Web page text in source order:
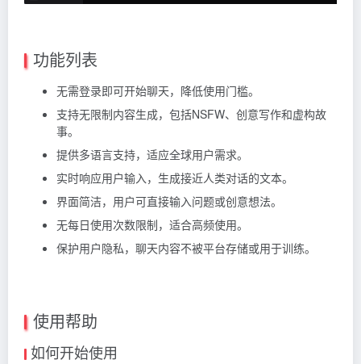
功能列表
无需登录即可开始聊天，降低使用门槛。
支持无限制内容生成，包括NSFW、创意写作和虚构故
事。
提供多语言支持，适应全球用户需求。
实时响应用户输入，生成接近人类对话的文本。
界面简洁，用户可直接输入问题或创意想法。
无每日使用次数限制，适合高频使用。
保护用户隐私，聊天内容不被平台存储或用于训练。
使用帮助
如何开始使用